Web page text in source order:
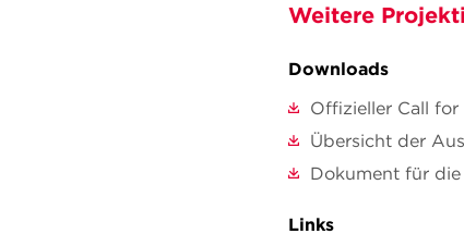
Weitere
Downloads
Offizieller Call
Übersicht der
Dokument für
Links